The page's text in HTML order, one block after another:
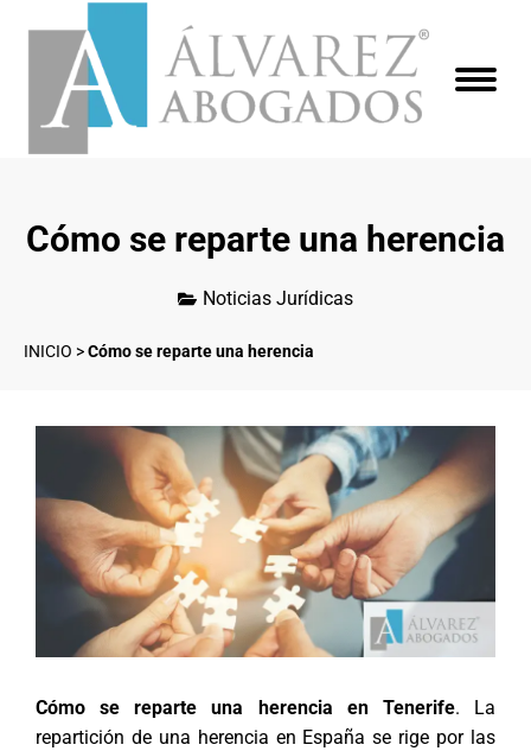
Cómo se reparte una herencia
Noticias Jurídicas
INICIO >Cómo se reparte una herencia
Cómo se reparte una herencia en Tenerife. La
repartición de una herencia en España se rige por las